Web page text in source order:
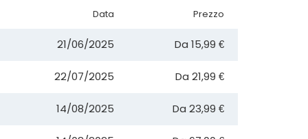
Data Prezzo
21/06/2025 Da 15,99 €
22/07/2025 Da 21,99 €
14/08/2025 Da 23,99 €